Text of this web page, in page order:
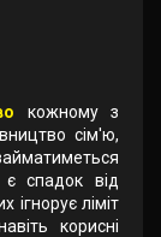
кожному з
сім'ю,
спадок від
ігнорує ліміт
корисні